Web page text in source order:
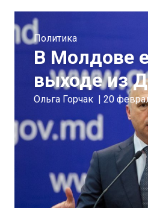
Политика
В Молдове
выходе из
Ольга Горчак | 20